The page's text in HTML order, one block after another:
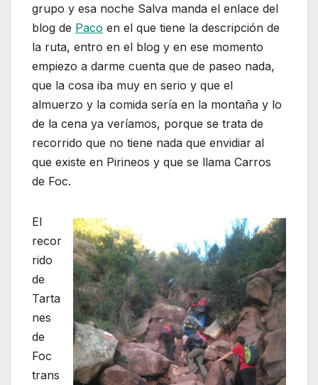
grupo y esa noche Salva manda el enlace del
blog de Paco en el que tiene la descripción de
la ruta, entro en el blog y en ese momento
empiezo a darme cuenta que de paseo nada,
que la cosa iba muy en serio y que el
almuerzo y la comida sería en la montaña y lo
de la cena ya veríamos, porque se trata de
recorrido que no tiene nada que envidiar al
que existe en Pirineos y que se llama Carros
de Foc.
El
recor
rido
de
Tarta
nes
de
Foc
trans